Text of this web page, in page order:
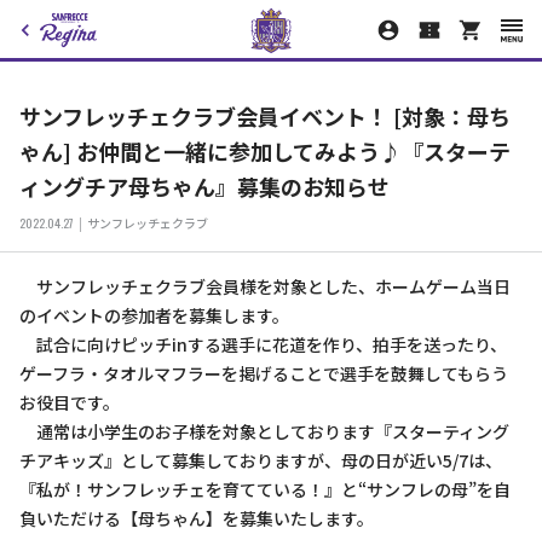
サンフレッチェクラブ会員イベント！ [対象：母ち
ゃん] お仲間と一緒に参加してみよう♪『スターテ
ィングチア母ちゃん』募集のお知らせ
2022.04.27 サンフレッチェクラブ
サンフレッチェクラブ会員様を対象とした、ホームゲーム当日
のイベントの参加者を募集します。
試合に向けピッチinする選手に花道を作り、拍手を送ったり、
ゲーフラ・タオルマフラーを掲げることで選手を鼓舞してもらう
お役目です。
通常は小学生のお子様を対象としております『スターティング
チアキッズ』として募集しておりますが、母の日が近い5/7は、
『私が！サンフレッチェを育てている！』と“サンフレの母”を自
負いただける【母ちゃん】を募集いたします。